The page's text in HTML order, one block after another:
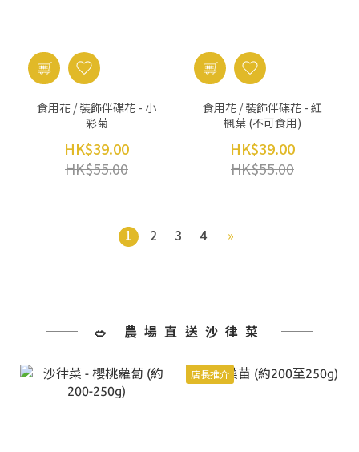
食用花 / 裝飾伴碟花 - 小
彩菊
HK$39.00
HK$55.00
食用花 / 裝飾伴碟花 - 紅
楓葉 (不可食用)
HK$39.00
HK$55.00
1 2 3 4 »
🥗 農場直送沙律菜
店長推介